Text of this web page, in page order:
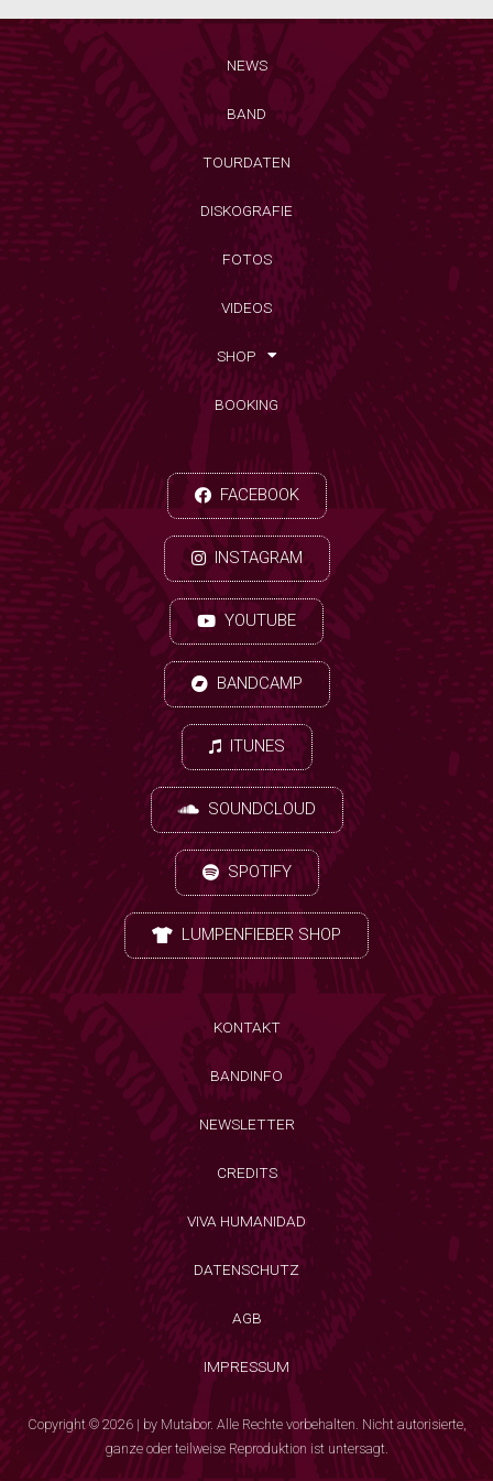
NEWS
BAND
TOURDATEN
DISKOGRAFIE
FOTOS
VIDEOS
SHOP
BOOKING
FACEBOOK
INSTAGRAM
YOUTUBE
BANDCAMP
ITUNES
SOUNDCLOUD
SPOTIFY
LUMPENFIEBER SHOP
KONTAKT
BANDINFO
NEWSLETTER
CREDITS
VIVA HUMANIDAD
DATENSCHUTZ
AGB
IMPRESSUM
Copyright © 2026 | by Mutabor. Alle Rechte vorbehalten. Nicht autorisierte,
ganze oder teilweise Reproduktion ist untersagt.